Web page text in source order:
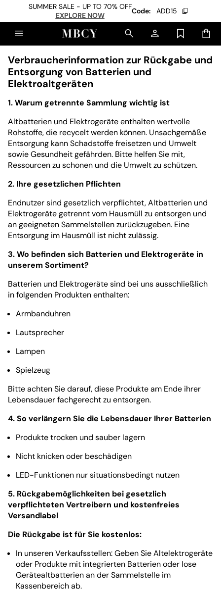
SUMMER SALE - UP TO 70% OFF
EXPLORE NOW
Code: ADD15
Verbraucherinformation zur Rückgabe und
Entsorgung von Batterien und
Elektroaltgeräten
1. Warum getrennte Sammlung wichtig ist
Altbatterien und Elektrogeräte enthalten wertvolle
Rohstoffe, die recycelt werden können. Unsachgemäße
Entsorgung kann Schadstoffe freisetzen und Umwelt
sowie Gesundheit gefährden. Bitte helfen Sie mit,
Ressourcen zu schonen und die Umwelt zu schützen.
2. Ihre gesetzlichen Pflichten
Endnutzer sind gesetzlich verpflichtet, Altbatterien und
Elektrogeräte getrennt vom Hausmüll zu entsorgen und
an geeigneten Sammelstellen zurückzugeben. Eine
Entsorgung im Hausmüll ist nicht zulässig.
3. Wo befinden sich Batterien und Elektrogeräte in
unserem Sortiment?
Batterien und Elektrogeräte sind bei uns ausschließlich
in folgenden Produkten enthalten:
Armbanduhren
Lautsprecher
Lampen
Spielzeug
Bitte achten Sie darauf, diese Produkte am Ende ihrer
Lebensdauer fachgerecht zu entsorgen.
4. So verlängern Sie die Lebensdauer Ihrer Batterien
Produkte trocken und sauber lagern
Nicht knicken oder beschädigen
LED-Funktionen nur situationsbedingt nutzen
5. Rückgabemöglichkeiten bei gesetzlich
verpflichteten Vertreibern und kostenfreies
Versandlabel
Die Rückgabe ist für Sie kostenlos:
In unseren Verkaufsstellen: Geben Sie Altelektrogeräte
oder Produkte mit integrierten Batterien oder lose
Gerätealtbatterien an der Sammelstelle im
Kassenbereich ab.